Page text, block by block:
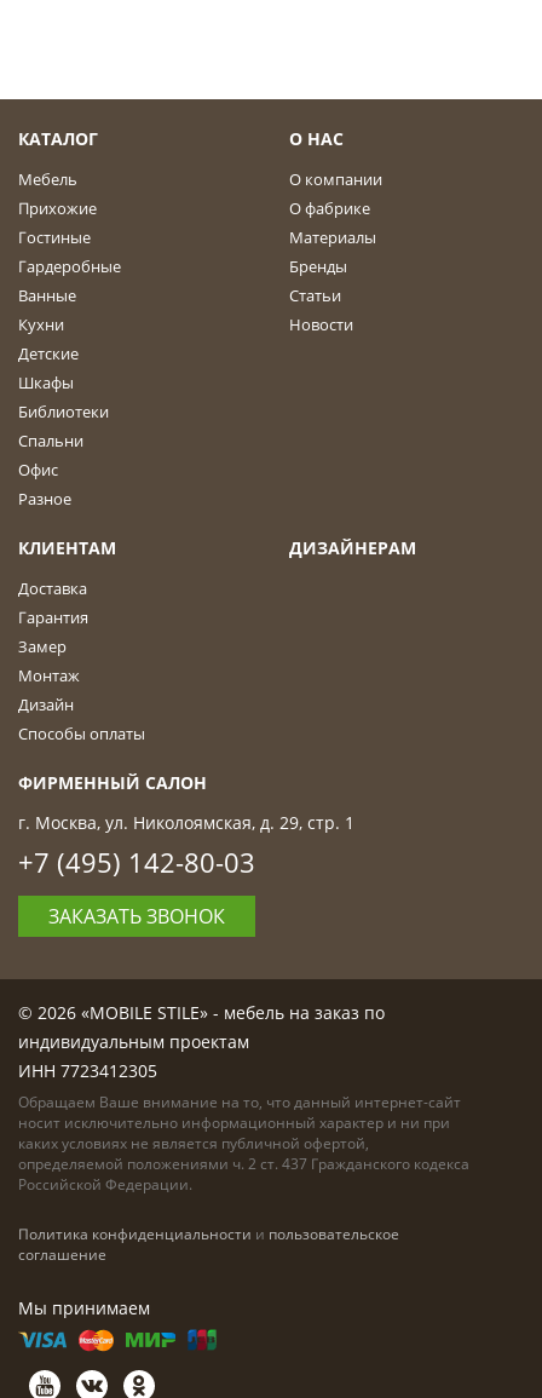
КАТАЛОГ
Мебель
Прихожие
Гостиные
Гардеробные
Ванные
Кухни
Детские
Шкафы
Библиотеки
Спальни
Офис
Разное
О НАС
О компании
О фабрике
Материалы
Бренды
Статьи
Новости
КЛИЕНТАМ
Доставка
Гарантия
Замер
Монтаж
Дизайн
Способы оплаты
ДИЗАЙНЕРАМ
ФИРМЕННЫЙ САЛОН
г. Москва, ул. Николоямская, д. 29, стр. 1
+7 (495) 142-80-03
ЗАКАЗАТЬ ЗВОНОК
© 2026 «MOBILE STILE» - мебель на заказ по
индивидуальным проектам
ИНН 7723412305
Обращаем Ваше внимание на то, что данный интернет-сайт
носит исключительно информационный характер и ни при
каких условиях не является публичной офертой,
определяемой положениями ч. 2 ст. 437 Гражданского кодекса
Российской Федерации.
Политика конфиденциальности и пользовательское
соглашение
Мы принимаем